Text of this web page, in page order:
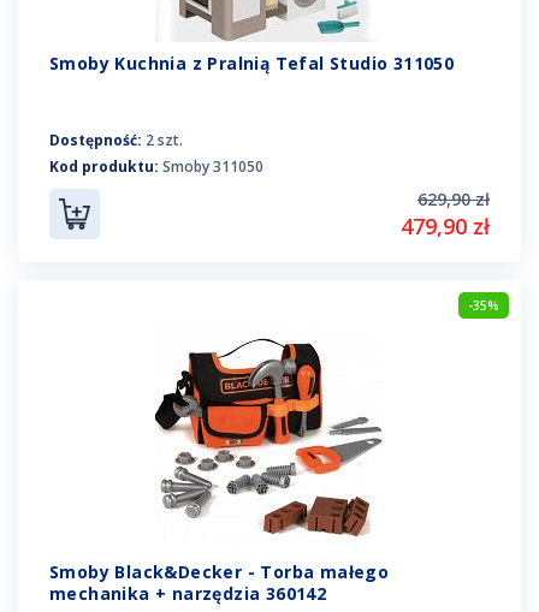
Smoby Kuchnia z Pralnią Tefal Studio 311050
Dostępność: 2 szt.
Kod produktu: Smoby 311050
629,90 zł
479,90 zł
-35%
Smoby Black&Decker - Torba małego
mechanika + narzędzia 360142